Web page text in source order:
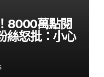
8000萬點閱
怒批：小心